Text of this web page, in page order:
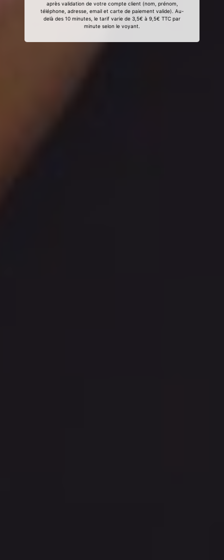
après validation de votre compte client (nom, prénom,
téléphone, adresse, email et carte de paiement valide). Au-
delà des 10 minutes, le tarif varie de 3,5€ à 9,5€ TTC par
minute selon le voyant.